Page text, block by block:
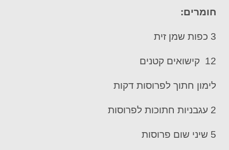
חומרים:
3 כפות שמן זית
12 קישואים קטנים
לימון חתוך לפרוסות דקות
2 עגבניות חתוכות לפרוסות
5 שיני שום פרוסות